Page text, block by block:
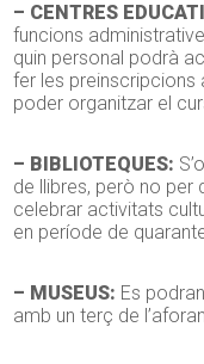
– CENTRES
funcions
quin personal podrà
fer les preinscripcions
poder organitzar el
– BIBLIOTEQUES:
de llibres, però no per
celebrar activitats
en període de
– MUSEUS: Es
amb un terç de